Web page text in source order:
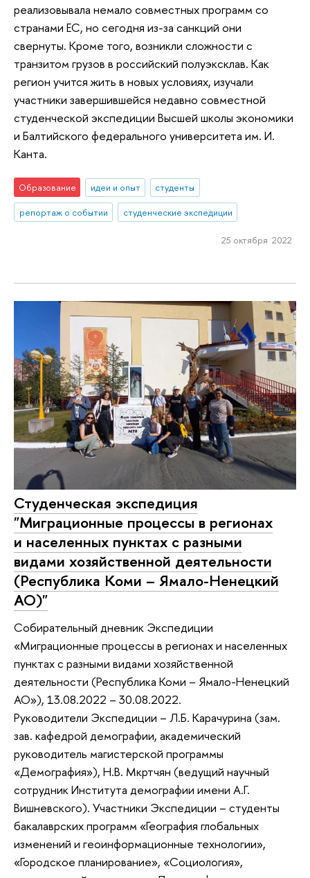
реализовывала немало совместных программ со
странами ЕС, но сегодня из-за санкций они
свернуты. Кроме того, возникли сложности с
транзитом грузов в российский полуэксклав. Как
регион учится жить в новых условиях, изучали
участники завершившейся недавно совместной
студенческой экспедиции Высшей школы экономики
и Балтийского федерального университета им. И.
Канта.
Образование идеи и опыт
студенты
репортаж о событии
студенческие экспедиции
25 октября 2022
Студенческая экспедиция
"Миграционные процессы в регионах
и населенных пунктах с разными
видами хозяйственной деятельности
(Республика Коми – Ямало-Ненецкий
АО)"
Собирательный дневник Экспедиции
«Миграционные процессы в регионах и населенных
пунктах с разными видами хозяйственной
деятельности (Республика Коми – Ямало-Ненецкий
АО»), 13.08.2022 – 30.08.2022.
Руководители Экспедиции – Л.Б. Карачурина (зам.
зав. кафедрой демографии, академический
руководитель магистерской программы
«Демография»), Н.В. Мкртчян (ведущий научный
сотрудник Института демографии имени А.Г.
Вишневского). Участники Экспедиции – студенты
бакалаврских программ «География глобальных
изменений и геоинформационные технологии»,
«Городское планирование», «Социология»,